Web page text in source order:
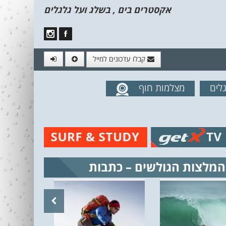
אקסטרים בים , בשלג ועל גלגלים
קבלו עדכונים למייל
מהאתרמצלמות חוף
המלצות הגולשים – כתבות